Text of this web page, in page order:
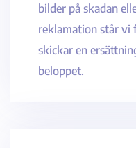
bilder på skadan
reklamation står vi
skickar en
beloppet.